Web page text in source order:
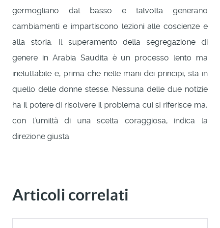
germogliano dal basso e talvolta generano
cambiamenti e impartiscono lezioni alle coscienze e
alla storia. Il superamento della segregazione di
genere in Arabia Saudita è un processo lento ma
ineluttabile e, prima che nelle mani dei principi, sta in
quello delle donne stesse. Nessuna delle due notizie
ha il potere di risolvere il problema cui si riferisce ma,
con l'umiltà di una scelta coraggiosa, indica la
direzione giusta.
Articoli correlati